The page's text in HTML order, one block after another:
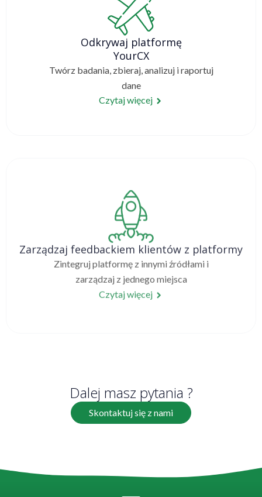
Odkrywaj platformę
YourCX
Twórz badania, zbieraj, analizuj i raportuj
dane
Czytaj więcej
Zarządzaj feedbackiem klientów z platformy
Zintegruj platformę z innymi źródłami i
zarządzaj z jednego miejsca
Czytaj więcej
Dalej masz pytania ?
Skontaktuj się z nami